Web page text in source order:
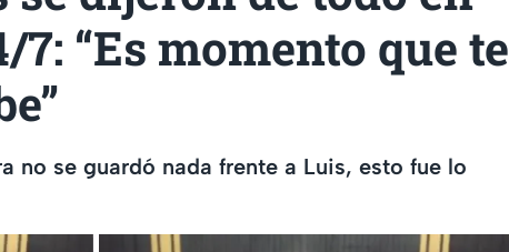
“Es momento que te
no se guardó nada frente a Luis, esto fue lo